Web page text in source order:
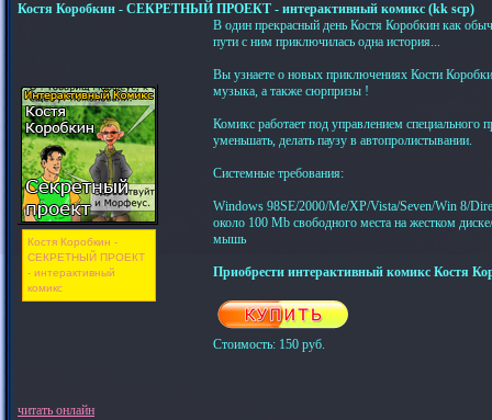
Костя Коробкин - СЕКРЕТНЫЙ ПРОЕКТ - интерактивный комикс (kk scp)
Костя Коробкин -
СЕКРЕТНЫЙ ПРОЕКТ
- интерактивный
комикс
В один прекрасный день Костя Коробкин как
пути с ним приключилась одна история...
Вы узнаете о новых приключениях Кости
музыка, а также сюрпризы !
Комикс работает под управлением специального
уменьшать, делать паузу в автопролистывании.
Системные требования:
Windows 98SE/2000/Me/XP/Vista/Seven/Win 8/
около 100 Mb свободного места на жестком
мышь
Приобрести интерактивный комикс Костя
Стоимость: 150 руб.
читать онлайн